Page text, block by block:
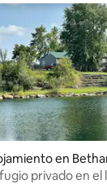
5 de 5,
en
privado en el